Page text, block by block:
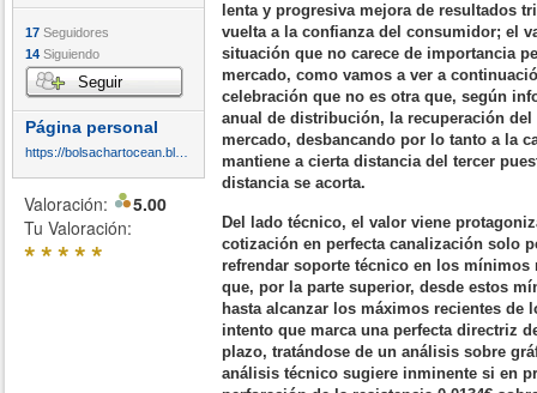
17 Seguidores
14 Siguiendo
Seguir
Página personal
Valoración:
5.00
Tu Valoración:
*****
lenta y progresiva mejora de resultados
vuelta a la confianza del consumidor; el
situación que no carece de importancia
mercado, como vamos a ver a
celebración que no es otra que, según
anual de distribución, la recuperación del
mercado, desbancando por lo tanto a la
mantiene a cierta distancia del tercer
distancia se acorta.
Del lado técnico, el valor viene
cotización en perfecta canalización solo
refrendar soporte técnico en los mínimos
que, por la parte superior, desde estos
hasta alcanzar los máximos recientes de
intento que marca una perfecta directriz
plazo, tratándose de un análisis sobre
análisis técnico sugiere inminente si en